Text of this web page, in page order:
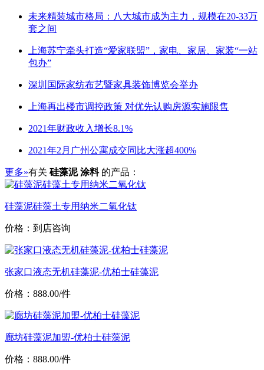
未来精装城市格局：八大城市成为主力，规模在20-33万
套之间
上海苏宁牵头打造“爱家联盟”，家电、家居、家装“一站
包办”
深圳国际家纺布艺暨家具装饰博览会举办
上海再出楼市调控政策 对优先认购房源实施限售
2021年财政收入增长8.1%
2021年2月广州公寓成交同比大涨超400%
更多»有关 硅藻泥 涂料 的产品：
硅藻泥硅藻土专用纳米二氧化钛
价格：到店咨询
张家口液态无机硅藻泥-优柏士硅藻泥
价格：888.00/件
廊坊硅藻泥加盟-优柏士硅藻泥
价格：888.00/件